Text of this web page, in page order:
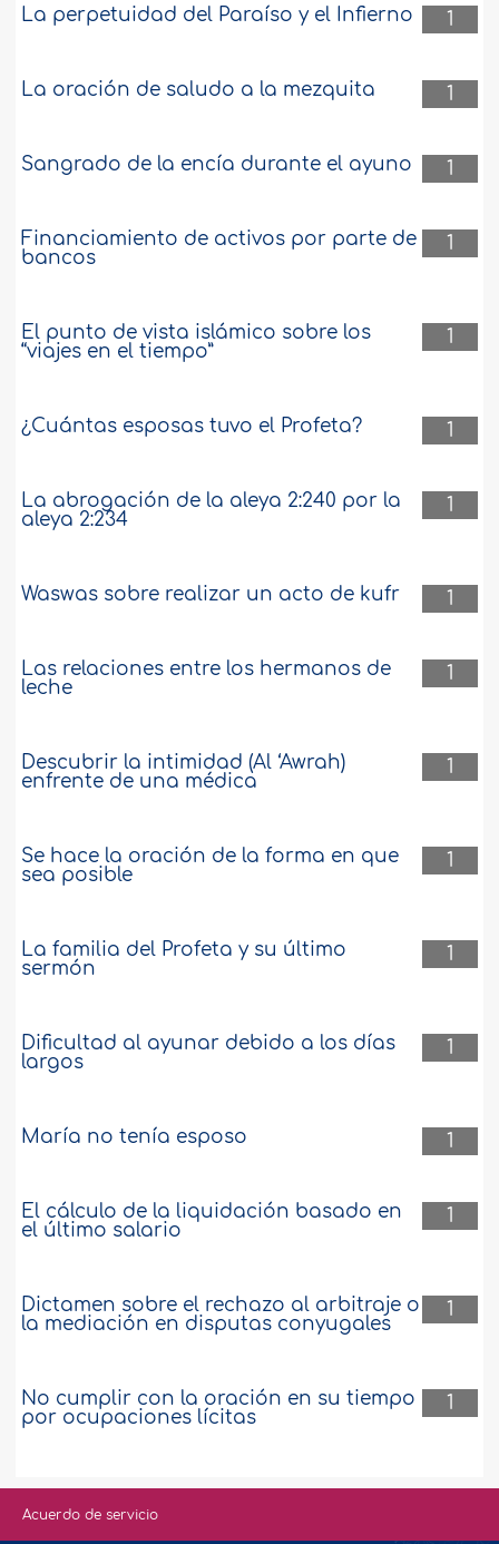
1
La perpetuidad del Paraíso y el Infierno
1
La oración de saludo a la mezquita
1
Sangrado de la encía durante el ayuno
1
Financiamiento de activos por parte de
bancos
1
El punto de vista islámico sobre los
“viajes en el tiempo”
1
¿Cuántas esposas tuvo el Profeta?
1
La abrogación de la aleya 2:240 por la
aleya 2:234
1
Waswas sobre realizar un acto de kufr
1
Las relaciones entre los hermanos de
leche
1
Descubrir la intimidad (Al ‘Awrah)
enfrente de una médica
1
Se hace la oración de la forma en que
sea posible
1
La familia del Profeta y su último
sermón
1
Dificultad al ayunar debido a los días
largos
1
María no tenía esposo
1
El cálculo de la liquidación basado en
el último salario
1
Dictamen sobre el rechazo al arbitraje o
la mediación en disputas conyugales
1
No cumplir con la oración en su tiempo
por ocupaciones lícitas
Acuerdo de servicio